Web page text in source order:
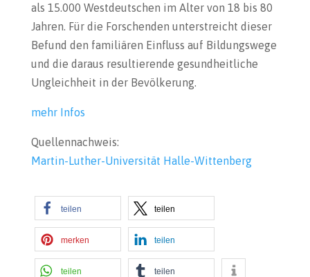
als 15.000 Westdeutschen im Alter von 18 bis 80
Jahren. Für die Forschenden unterstreicht dieser
Befund den familiären Einfluss auf Bildungswege
und die daraus resultierende gesundheitliche
Ungleichheit in der Bevölkerung.
mehr Infos
Quellennachweis:
Martin-Luther-Universität Halle-Wittenberg
teilen teilen
merken teilen
teilen teilen